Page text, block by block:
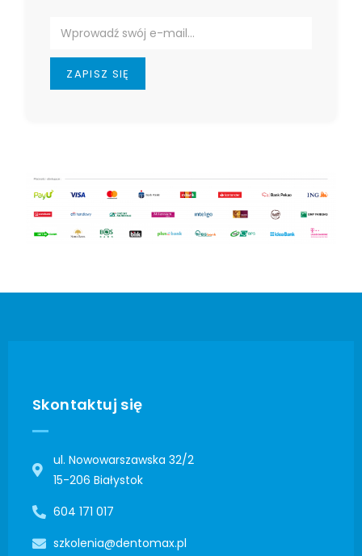
ZAPISZ SIĘ
Skontaktuj się
ul. Nowowarszawska 32/2
15-206 Białystok
604 171 017
szkolenia@dentomax.pl